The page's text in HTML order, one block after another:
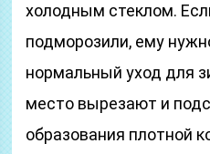
холодным стеклом.
подморозили, ему
нормальный уход для
место вырезают и
образования плотной